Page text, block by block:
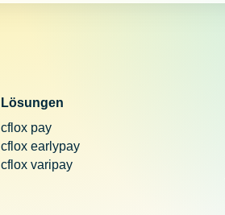
Lösungen
cflox pay
cflox earlypay
cflox varipay